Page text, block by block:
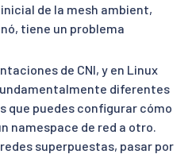
de la mesh ambient,
tiene un problema
de CNI, y en Linux
diferentes
que puedes configurar cómo
namespace de red a otro.
superpuestas, pasar por